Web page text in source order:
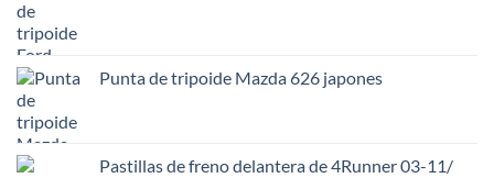
Punta de tripoide Mazda 626 japones
Pastillas de freno delantera de 4Runner 03-11/